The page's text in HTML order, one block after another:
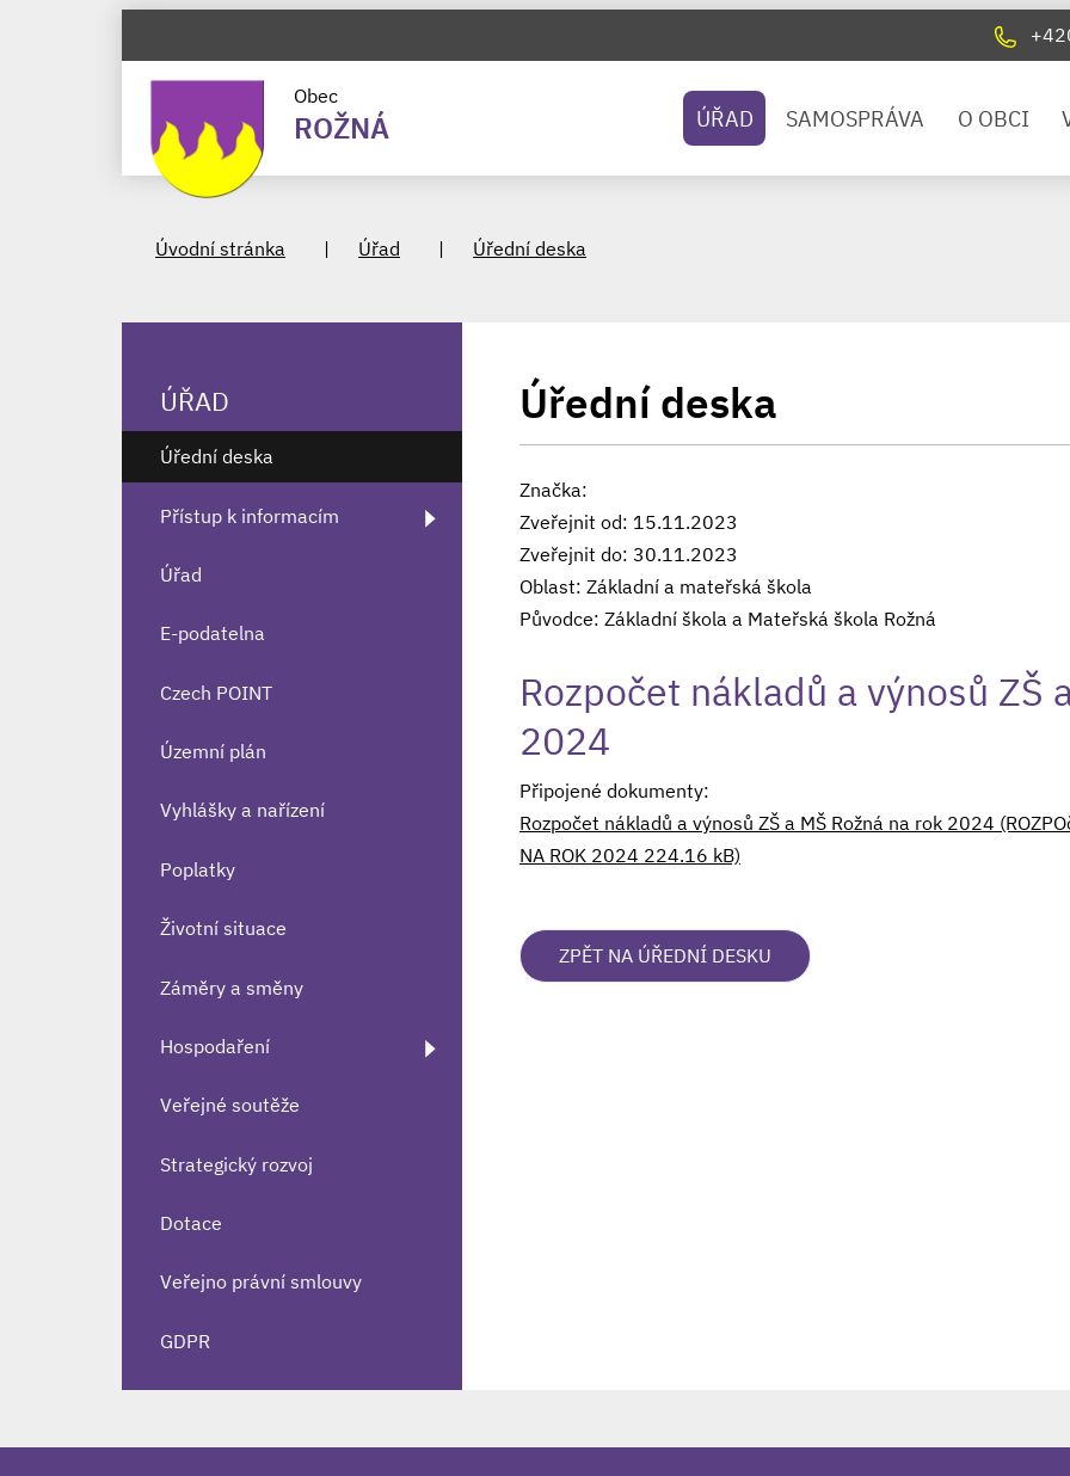
Obec
ROŽNÁ ÚŘAD SAMOSPRÁVA O OBCI
Úvodní stránka Úřad Úřední deska
Úřední deska
Značka:
Zveřejnit od: 15.11.2023
Zveřejnit do: 30.11.2023
Oblast: Základní a mateřská škola
Původce: Základní škola a Mateřská škola Rožná
Rozpočet nákladů a výnosů ZŠ
2024
Připojené dokumenty:
Rozpočet nákladů a výnosů ZŠ a MŠ Rožná na rok 2024
NA ROK 2024 224.16 kB)
ZPĚT NA ÚŘEDNÍ DESKU
ÚŘAD
Úřední deska
Přístup k informacím
Úřad
E-podatelna
Czech POINT
Územní plán
Vyhlášky a nařízení
Poplatky
Životní situace
Záměry a směny
Hospodaření
Veřejné soutěže
Strategický rozvoj
Dotace
Veřejno právní smlouvy
GDPR